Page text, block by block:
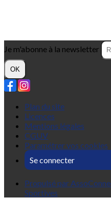
Je m'abonne à la newsletter
OK
Plan du site
Licences
Mentions légales
CGUV
Paramétrer vos cookies
Se connecter
Propulsé par
Sportives